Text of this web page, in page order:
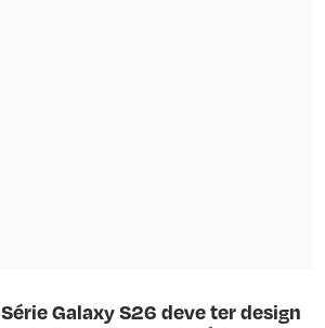
Série Galaxy S26 deve ter design